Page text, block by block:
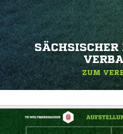
SÄCHSISCHER
ZUM